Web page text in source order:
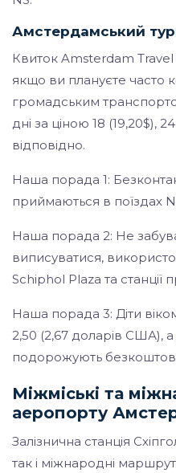
Амстердамський
Квиток Amsterdam Travel
якщо ви плануєте часто
громадським
дні за ціною 18 (19,20$),
відповідно.
Наша порада 1:
приймаються в поїздах
Наша порада 2: Не
виписуватися,
Schiphol Plaza та станції
Наша порада 3: Діти
2,50 (2,67 доларів США), а
подорожують
Міжміські та
аеропорту
Залізнична станція
так і міжнародні